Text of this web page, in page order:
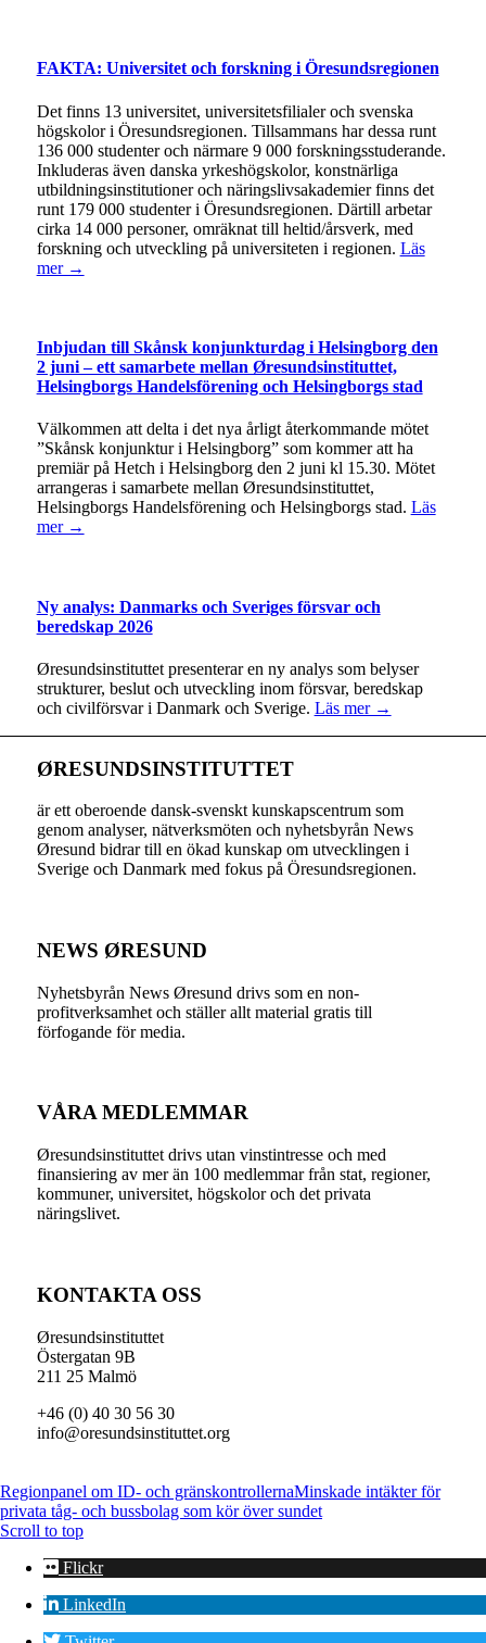
FAKTA: Universitet och forskning i Öresundsregionen
Det finns 13 universitet, universitetsfilialer och svenska
högskolor i Öresundsregionen. Tillsammans har dessa runt
136 000 studenter och närmare 9 000 forskningsstuderande.
Inkluderas även danska yrkeshögskolor, konstnärliga
utbildningsinstitutioner och näringslivsakademier finns det
runt 179 000 studenter i Öresundsregionen. Därtill arbetar
cirka 14 000 personer, omräknat till heltid/årsverk, med
forskning och utveckling på universiteten i regionen. Läs
mer →
Inbjudan till Skånsk konjunkturdag i Helsingborg den
2 juni – ett samarbete mellan Øresundsinstituttet,
Helsingborgs Handelsförening och Helsingborgs stad
Välkommen att delta i det nya årligt återkommande mötet
”Skånsk konjunktur i Helsingborg” som kommer att ha
premiär på Hetch i Helsingborg den 2 juni kl 15.30. Mötet
arrangeras i samarbete mellan Øresundsinstituttet,
Helsingborgs Handelsförening och Helsingborgs stad. Läs
mer →
Ny analys: Danmarks och Sveriges försvar och
beredskap 2026
Øresundsinstituttet presenterar en ny analys som belyser
strukturer, beslut och utveckling inom försvar, beredskap
och civilförsvar i Danmark och Sverige. Läs mer →
ØRESUNDSINSTITUTTET
är ett oberoende dansk-svenskt kunskapscentrum som
genom analyser, nätverksmöten och nyhetsbyrån News
Øresund bidrar till en ökad kunskap om utvecklingen i
Sverige och Danmark med fokus på Öresundsregionen.
NEWS ØRESUND
Nyhetsbyrån News Øresund drivs som en non-
profitverksamhet och ställer allt material gratis till
förfogande för media.
VÅRA MEDLEMMAR
Øresundsinstituttet drivs utan vinst­intresse och med
finansiering av mer än 100 medlemmar från stat, regioner,
kommuner, universitet, högskolor och det privata
näringslivet.
KONTAKTA OSS
Øresundsinstituttet
Östergatan 9B
211 25 Malmö
+46 (0) 40 30 56 30
info@oresundsinstituttet.org
Regionpanel om ID- och gränskontrollernaMinskade intäkter för
privata tåg- och bussbolag som kör över sundet
Scroll to top
Flickr
LinkedIn